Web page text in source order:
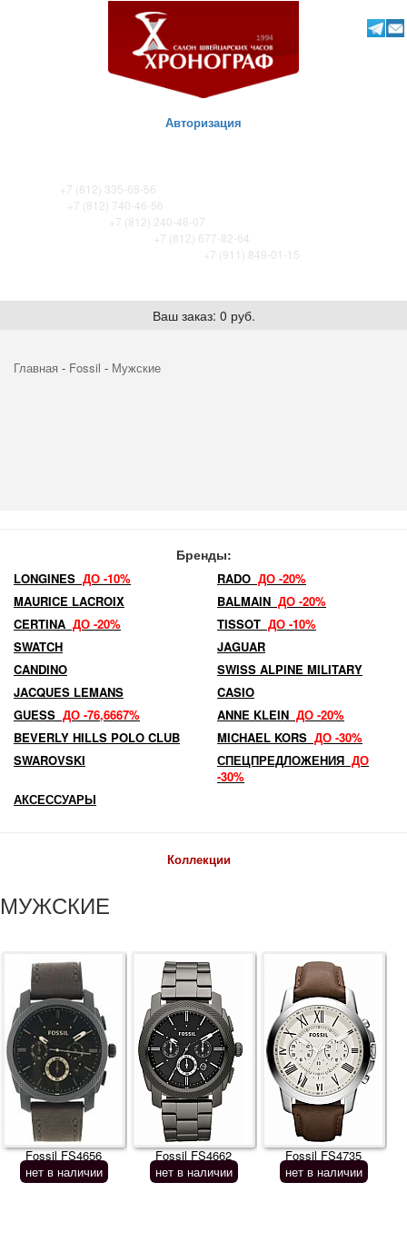
Авторизация
+7 (812) 335-68-56
+7 (812) 740-46-56
+7 (812) 240-46-07
+7 (812) 677-82-64
+7 (911) 849-01-15
Ваш заказ: 0 руб.
Главная - Fossil - Мужские
Бренды:
LONGINES ДО -10% RADO ДО -20%
MAURICE LACROIX
BALMAIN ДО -20%
CERTINA ДО -20% TISSOT ДО -10%
SWATCH
JAGUAR
CANDINO
SWISS ALPINE MILITARY
JACQUES LEMANS
CASIO
GUESS ДО -76,6667% ANNE KLEIN ДО -20%
BEVERLY HILLS POLO CLUB
MICHAEL KORS ДО -30%
SWAROVSKI
СПЕЦПРЕДЛОЖЕНИЯ ДО
-30%
АКСЕССУАРЫ
Коллекции
МУЖСКИЕ
Fossil FS4656
нет в наличии
Fossil FS4662
нет в наличии
Fossil FS4735
нет в наличии